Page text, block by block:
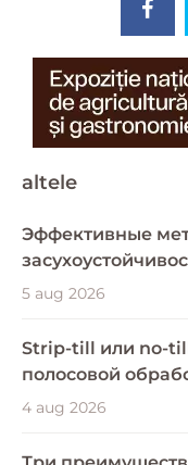
altele
Эффективные
5 aug 2026
Strip-till или no-
полосовой
4 aug 2026